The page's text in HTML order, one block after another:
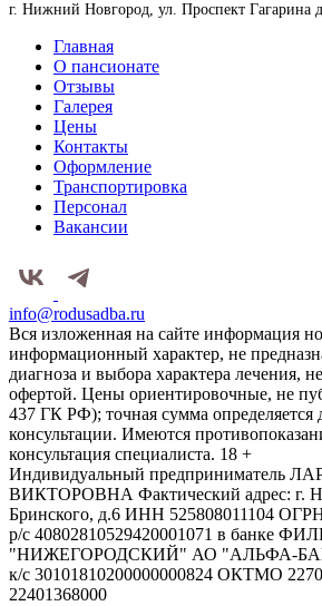
г. Нижний Новгород, ул. Проспект Гагарина
Главная
О пансионате
Отзывы
Галерея
Цены
Контакты
Оформление
Транспортировка
Персонал
Вакансии
info@rodusadba.ru
Вся изложенная на сайте информация
информационный характер, не
диагноза и выбора характера лечения,
офертой. Цены ориентировочные, не
437 ГК РФ); точная сумма определяется
консультации. Имеются
консультация специалиста. 18 +
Индивидуальный предприниматель
ВИКТОРОВНА Фактический адрес: г.
Бринского, д.6 ИНН 525808011104
р/с 40802810529420001071 в банке
"НИЖЕГОРОДСКИЙ" АО "АЛЬФА-
к/с 30101810200000000824 ОКТМО
22401368000